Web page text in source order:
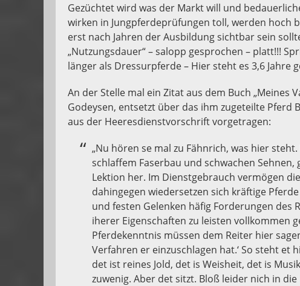
Gezüchtet wird was der Markt will und
wirken in Jungpferdeprüfungen toll, werden hoch
erst nach Jahren der Ausbildung sichtbar sein
„Nutzungsdauer“ – salopp gesprochen – platt!!!
länger als Dressurpferde – Hier steht es 3,6 Jahre
An der Stelle mal ein Zitat aus dem Buch „Meines
Godeysen, entsetzt über das ihm zugeteilte Pferd
aus der Heeresdienstvorschrift vorgetragen:
„Nu hören se mal zu Fähnrich, was hier
schlaffem Faserbau und schwachen
Lektion her. Im Dienstgebrauch vermögen
dahingegen wiedersetzen sich kräftige
und festen Gelenken häfig Forderungen des
iherer Eigenschaften zu leisten vollkommen
Pferdekenntnis müssen dem Reiter hier
Verfahren er einzuschlagen hat.‘ So steht
det ist reines Jold, det is Weisheit, det is
zuwenig. Aber det sitzt. Bloß leider nich in